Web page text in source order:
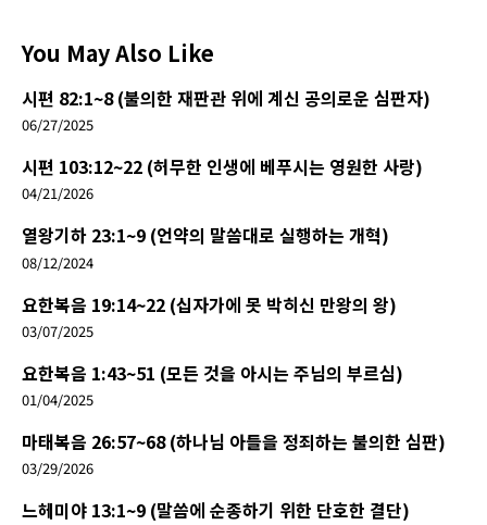
You May Also Like
시편 82:1~8 (불의한 재판관 위에 계신 공의로운 심판자)
06/27/2025
시편 103:12~22 (허무한 인생에 베푸시는 영원한 사랑)
04/21/2026
열왕기하 23:1~9 (언약의 말씀대로 실행하는 개혁)
08/12/2024
요한복음 19:14~22 (십자가에 못 박히신 만왕의 왕)
03/07/2025
요한복음 1:43~51 (모든 것을 아시는 주님의 부르심)
01/04/2025
마태복음 26:57~68 (하나님 아들을 정죄하는 불의한 심판)
03/29/2026
느헤미야 13:1~9 (말씀에 순종하기 위한 단호한 결단)